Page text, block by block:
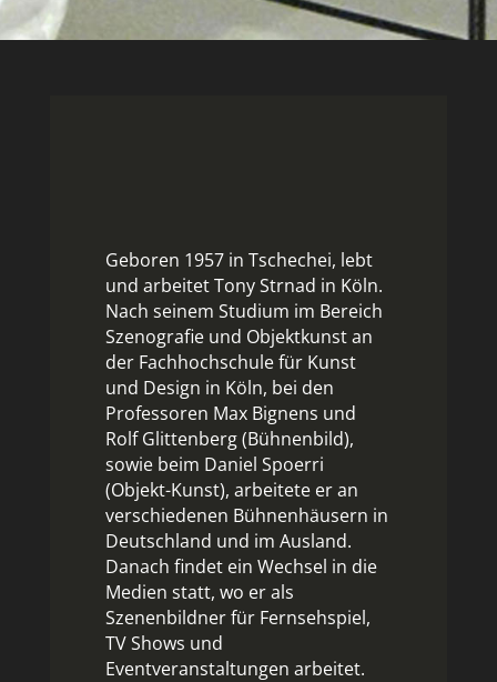
Geboren 1957 in Tschechei, lebt
und arbeitet Tony Strnad in Köln.
Nach seinem Studium im Bereich
Szenografie und Objektkunst an
der Fachhochschule für Kunst
und Design in Köln, bei den
Professoren Max Bignens und
Rolf Glittenberg (Bühnenbild),
sowie beim Daniel Spoerri
(Objekt-Kunst), arbeitete er an
verschiedenen Bühnenhäusern in
Deutschland und im Ausland.
Danach findet ein Wechsel in die
Medien statt, wo er als
Szenenbildner für Fernsehspiel,
TV Shows und
Eventveranstaltungen arbeitet.